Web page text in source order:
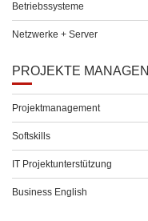
Betriebssysteme
Netzwerke + Server
PROJEKTE MANAGEN
Projektmanagement
Softskills
IT Projektunterstützung
Business English